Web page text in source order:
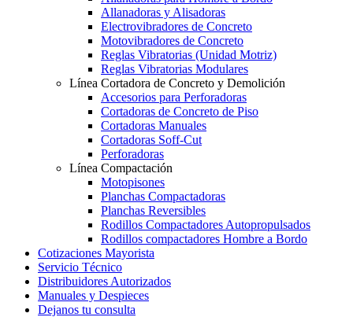
Allanadoras y Alisadoras
Electrovibradores de Concreto
Motovibradores de Concreto
Reglas Vibratorias (Unidad Motriz)
Reglas Vibratorias Modulares
Línea Cortadora de Concreto y Demolición
Accesorios para Perforadoras
Cortadoras de Concreto de Piso
Cortadoras Manuales
Cortadoras Soff-Cut
Perforadoras
Línea Compactación
Motopisones
Planchas Compactadoras
Planchas Reversibles
Rodillos Compactadores Autopropulsados
Rodillos compactadores Hombre a Bordo
Cotizaciones Mayorista
Servicio Técnico
Distribuidores Autorizados
Manuales y Despieces
Dejanos tu consulta